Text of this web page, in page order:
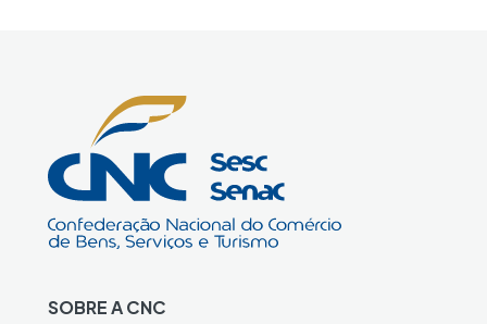
SOBRE A CNC